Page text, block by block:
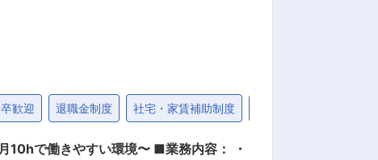
歓迎 退職金制度 社宅・家賃補助制度
すい環境〜 ■業務内容： ・